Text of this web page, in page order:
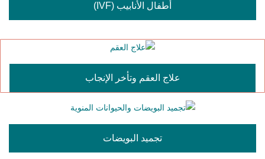
أطفال الأنابيب (IVF)
علاج العقم وتأخر الإنجاب
تجميد البويضات